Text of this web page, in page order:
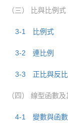
（三） 比與比例式
3-1 比例式
3-2 連比例
3-3 正比與反比
（四） 線型函數
4-1 變數與函數